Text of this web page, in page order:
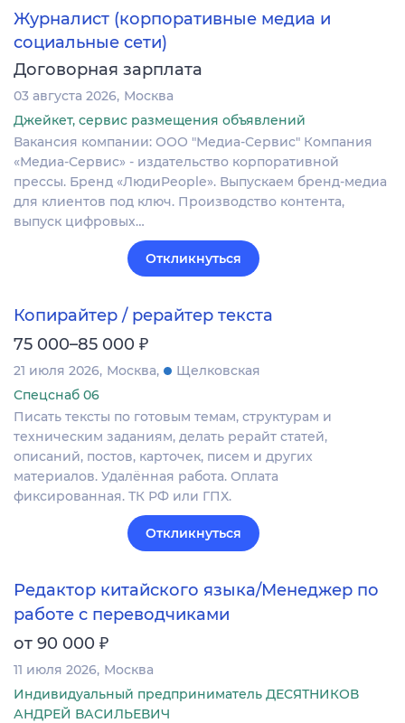
Журналист (корпоративные медиа и
социальные сети)
Договорная зарплата
03 августа 2026 Москва
Джейкет, сервис размещения объявлений
Вакансия компании: ООО "Медиа-Сервис" Компания
«Медиа-Сервис» - издательство корпоративной
прессы. Бренд «ЛюдиPeople». Выпускаем бренд-медиа
для клиентов под ключ. Производство контента,
выпуск цифровых…
Откликнуться
Копирайтер / рерайтер текста
75 000–85 000 ₽
21 июля 2026 Москва
Щелковская
Спецснаб 06
Писать тексты по готовым темам, структурам и
техническим заданиям, делать рерайт статей,
описаний, постов, карточек, писем и других
материалов. Удалённая работа. Оплата
фиксированная. ТК РФ или ГПХ.
Откликнуться
Редактор китайского языка/Менеджер по
работе с переводчиками
от 90 000 ₽
11 июля 2026 Москва
Индивидуальный предприниматель ДЕСЯТНИКОВ
АНДРЕЙ ВАСИЛЬЕВИЧ